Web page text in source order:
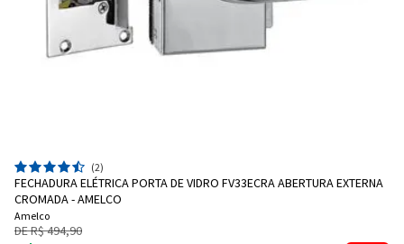
(2)
FECHADURA ELÉTRICA PORTA DE VIDRO FV33ECRA ABERTURA EXTERNA
CROMADA - AMELCO
Amelco
DE R$ 494,90